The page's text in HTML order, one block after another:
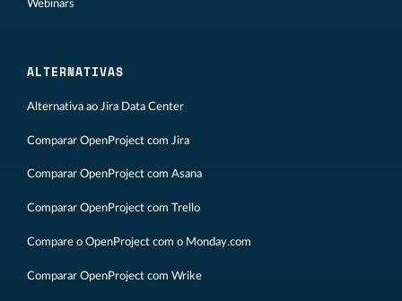
Webinars
ALTERNATIVAS
Alternativa ao Jira Data Center
Comparar OpenProject com Jira
Comparar OpenProject com Asana
Comparar OpenProject com Trello
Compare o OpenProject com o Monday.com
Comparar OpenProject com Wrike